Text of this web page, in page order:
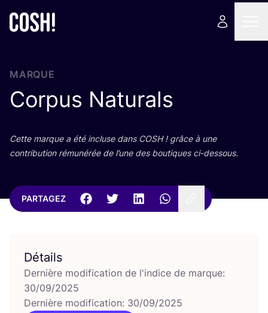
MARQUE
Corpus Naturals
Cette marque a été incluse dans COSH! grâce à une
contri­bu­tion rému­né­rée de l’une des bou­tiques ci-dessous.
PARTAGEZ
Détails
Dernière modification de l'indice de marque:
30/09/2025
Dernière modification: 30/09/2025